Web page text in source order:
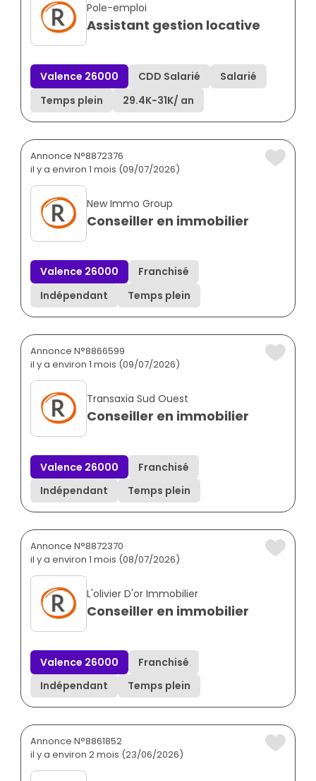
Pole-emploi
Assistant gestion locative
Valence 26000 CDD Salarié
Salarié
Temps plein
29.4K-31K/ an
Annonce N°8872376
il y a environ 1 mois (09/07/2026)
New Immo Group
Conseiller en immobilier
Valence 26000
Franchisé
Indépendant
Temps plein
Annonce N°8866599
il y a environ 1 mois (09/07/2026)
Transaxia Sud Ouest
Conseiller en immobilier
Valence 26000
Franchisé
Indépendant
Temps plein
Annonce N°8872370
il y a environ 1 mois (08/07/2026)
L'olivier D'or Immobilier
Conseiller en immobilier
Valence 26000
Franchisé
Indépendant
Temps plein
Annonce N°8861852
il y a environ 2 mois (23/06/2026)